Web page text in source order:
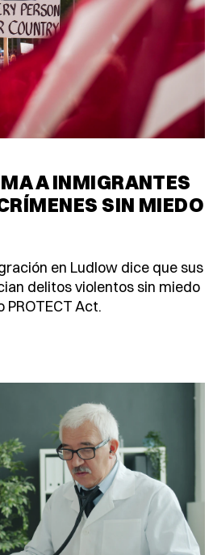
A INMIGRANTES
SIN MIEDO
en Ludlow dice que sus
delitos violentos sin miedo
PROTECT Act.